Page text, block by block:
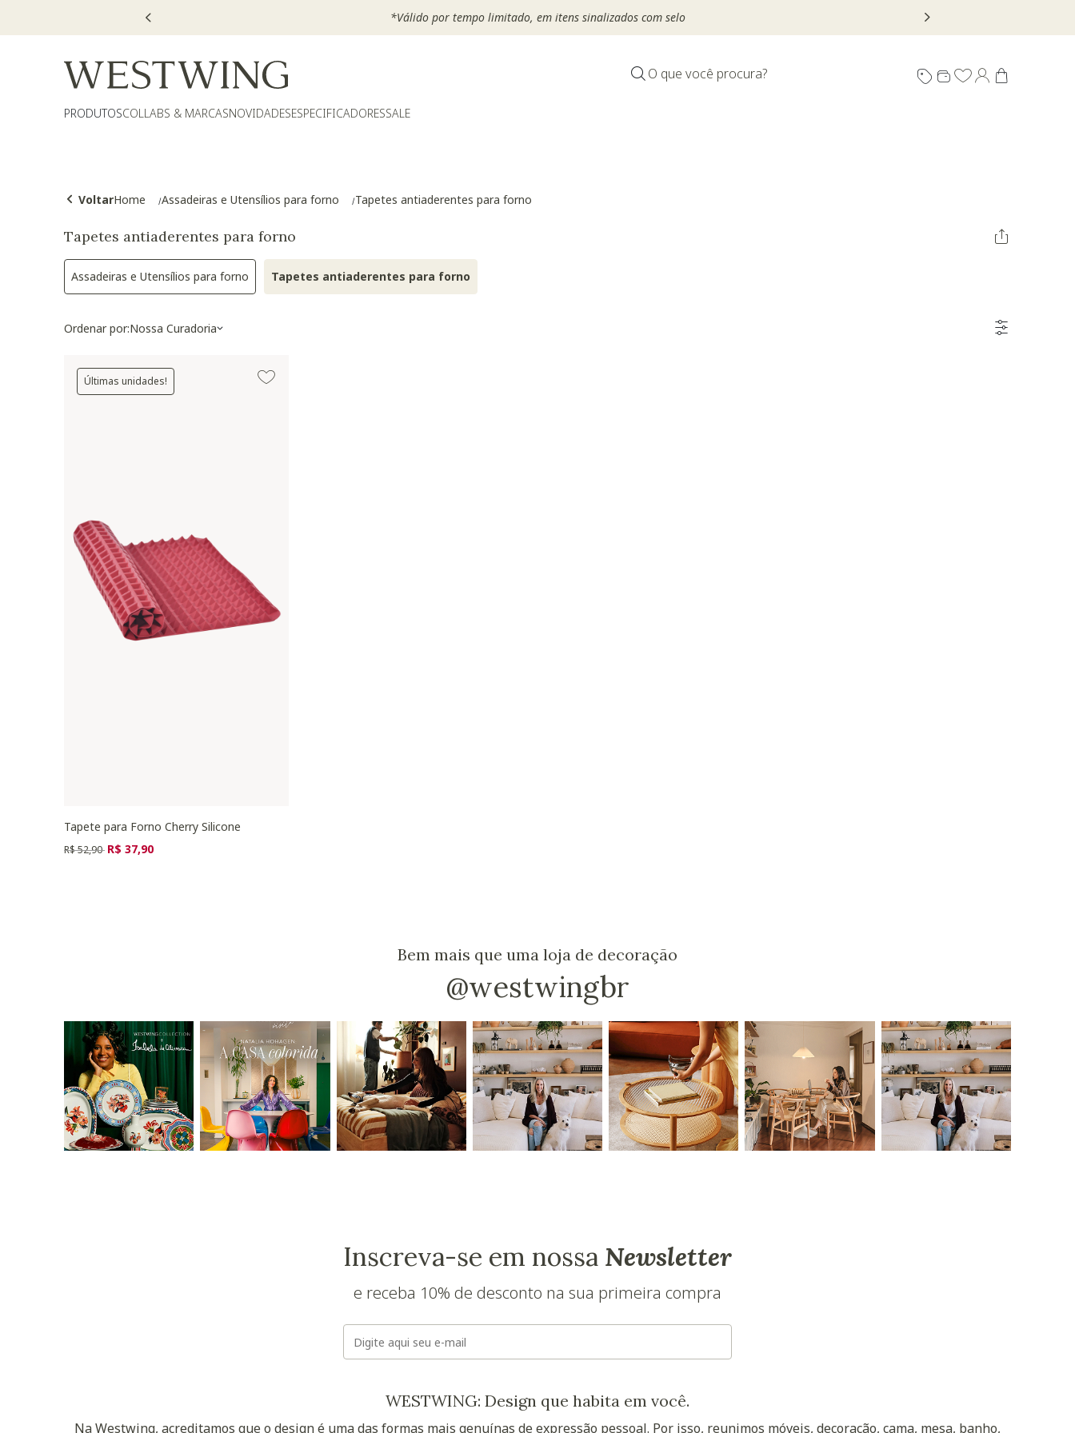
*Válido por tempo limitado, em itens sinalizados com selo
O que você procura?
PRODUTOSCOLLABS & MARCASNOVIDADESESPECIFICADORESSALE
VoltarHome Assadeiras e Utensílios para forno Tapetes antiaderentes para forno
Tapetes antiaderentes para forno
Assadeiras e Utensílios para fornoRefinar por Categoria: Assadeiras e Utensílios para forno
Tapetes antiaderentes para fornoSelected Atualmente refinado por Categoria: Tapetes antiaderentes para forno
Ordenar por:Nossa Curadoria
Últimas unidades!
Tapete para Forno Cherry Silicone
Preço reduzido de
R$ 52,90 para
R$ 37,90
Bem mais que uma loja de decoração
@westwingbr
Inscreva-se em nossa Newsletter
e receba 10% de desconto na sua primeira compra
WESTWING: Design que habita em você.
Na Westwing, acreditamos que o design é uma das formas mais genuínas de expressão pessoal. Por isso, reunimos móveis, decoração, cama, mesa, banho,